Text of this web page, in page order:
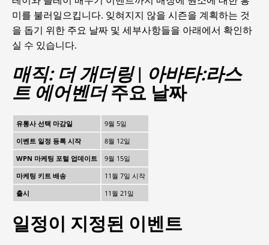
미를 불러일으킵니다. 잊혀지지 않을 시즌을 계획하는 것
을 돕기 위한 주요 날짜 및 세부사항들을 아래에서 확인하
실 수 있습니다.
매직: 더 개더링| 아바타:라스
트 에어벤더주요 날짜
유통사 선택 마감일
9월 5일
이벤트 일정 등록 시작
8월 12일
WPN 마케팅 포털 업데이트
9월 15일
마케팅 키트 배송
11월 7일 시작
출시
11월 21일
일정이 지정된 이벤트